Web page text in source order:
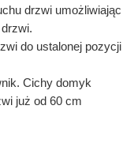
drzwi umożliwiając
do ustalonej pozycji
Cichy domyk
już od 60 cm